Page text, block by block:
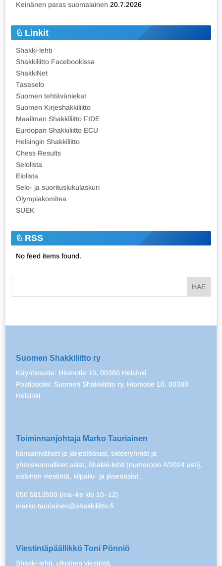
Keinänen paras suomalainen 20.7.2026
Linkit
Shakki-lehti
Shakkiliitto Facebookissa
ShakkiNet
Tasaselo
Suomen tehtäväniekat
Suomen Kirjeshakkiliitto
Maailman Shakkiliitto FIDE
Euroopan Shakkiliitto ECU
Helsingin Shakkiliitto
Chess Results
Selolista
Elolista
Selo- ja suorituslukulaskuri
Olympiakomitea
SUEK
RSS
No feed items found.
Suomen Shakkiliitto ry
Käyntiosoite: Hiomotie 10, 00380 Helsinki
Postiosoite: Suomen Shakkiliitto ry, Hiomotie 10, 00380
Helsinki
Toiminnanjohtaja Marko Tauriainen
kansainväliset ja järjestöasiat, sidosryhmät ja
yhteiskunnalliset asiat, Shakki-lehti (numeroon 4/2024 asti),
sisäinen viestintä, kilpailu- ja jäsenasiat.
050 5813500 (ma–ke klo 10–12)
marko.tauriainen@shakkiliitto.fi
Viestintäpäällikkö Toni Pönniö
Shakki-lehti, ulkoinen viestintä.